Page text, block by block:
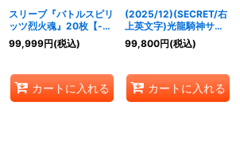
スリーブ『バトルスピリ
ッツ烈火魂』20枚【-】
{-}《サプライ》
99,999円(税込)
カートに入れる
(2025/12)(SECRET/右
上英文字)光龍騎神サジ
ット・アポロドラゴン
XV【XV-SEC】
99,800円(税込)
カートに入れる